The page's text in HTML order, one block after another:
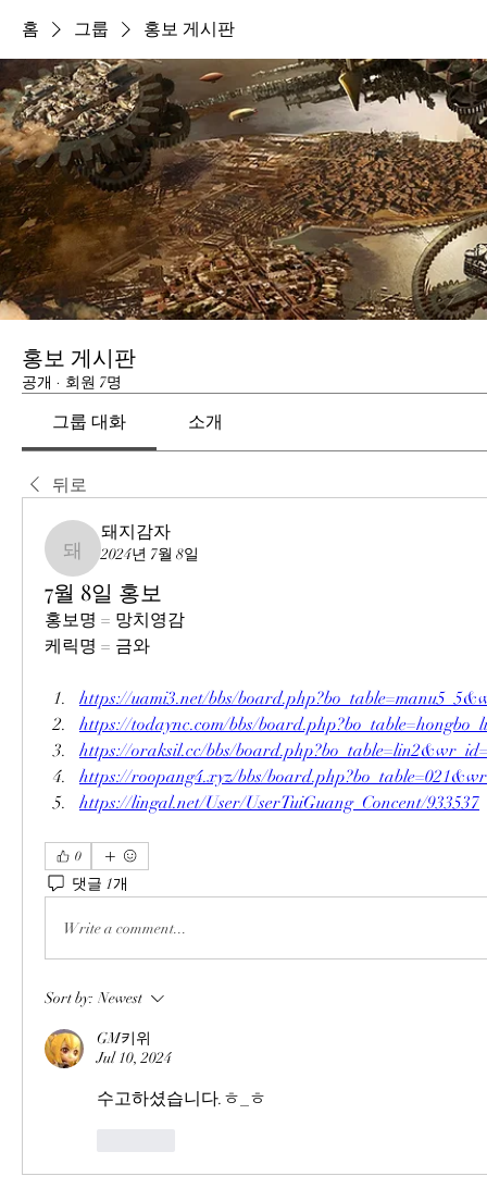
홈 그룹 홍보 게시판
홍보 게시판
공개 · 회원 7명
그룹 대화 소개
뒤로
돼지감자
돼지감자
2024년 7월 8일
7월 8일 홍보
홍보명 = 망치영감
케릭명 = 금와
https://uami3.net/bbs/
https://todaync.com/bbs/
https://oraksil.cc/bbs/
https://roopang4.xyz/bbs/
https://lingal.net/User/UserTuiGuang_Concent/933537
0
댓글 1개
Write a comment...
Sort by: Newest
GM키위
Jul 10, 2024
수고하셨습니다.ㅎ_ㅎ